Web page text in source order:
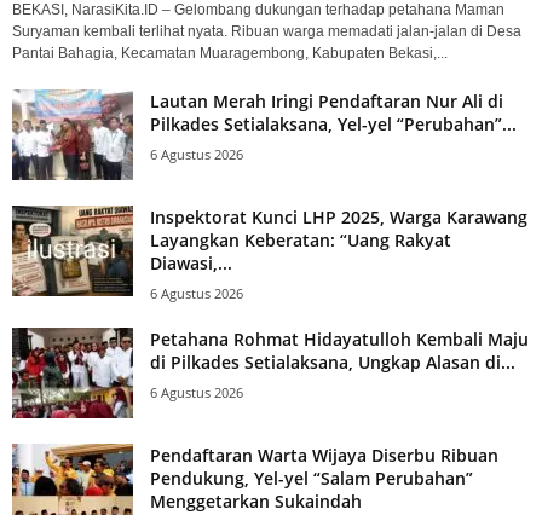
BEKASI, NarasiKita.ID – Gelombang dukungan terhadap petahana Maman
Suryaman kembali terlihat nyata. Ribuan warga memadati jalan-jalan di Desa
Pantai Bahagia, Kecamatan Muaragembong, Kabupaten Bekasi,...
Lautan Merah Iringi Pendaftaran Nur Ali di
Pilkades Setialaksana, Yel-yel “Perubahan”...
6 Agustus 2026
Inspektorat Kunci LHP 2025, Warga Karawang
Layangkan Keberatan: “Uang Rakyat
Diawasi,...
6 Agustus 2026
Petahana Rohmat Hidayatulloh Kembali Maju
di Pilkades Setialaksana, Ungkap Alasan di...
6 Agustus 2026
Pendaftaran Warta Wijaya Diserbu Ribuan
Pendukung, Yel-yel “Salam Perubahan”
Menggetarkan Sukaindah